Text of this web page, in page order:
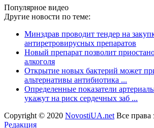
Популярное видео
Другие новости по теме:
Минздрав проводит тендер на
антиретровирусных препаратов
Новый препарат позволит
алкоголя
Открытие новых бактерий может
альтернативы антибиотика ...
Определенные показатели
укажут на риск сердечных заб ...
Copyright © 2020 NovostiUA.net Все
Редакция